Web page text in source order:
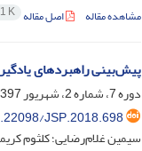
مشاهده مقاله اصل مقاله K
پیش‌بینی راهبردهای
دوره 7، شماره 2، شهریور 1397، صفحه
JSP.2018.698
سیمین غلام‌رضایی؛ کلثوم